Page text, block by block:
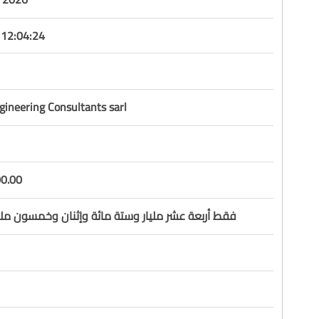
Consultants sarl
فقط أربعة عشر مليار وستة مائة وإثنان وخمسون